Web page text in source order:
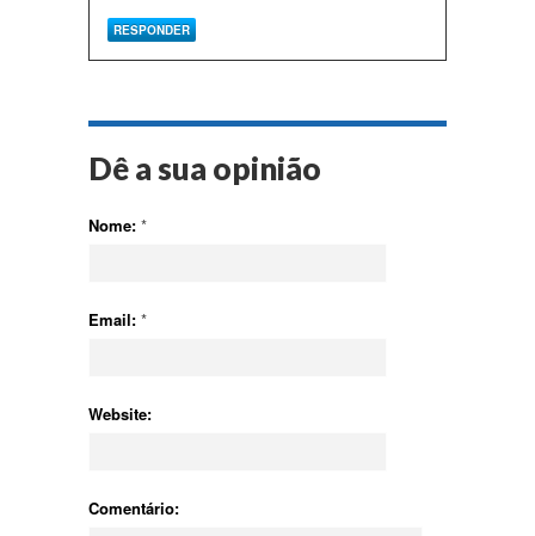
RESPONDER
Dê a sua opinião
Nome: *
Email: *
Website:
Comentário: